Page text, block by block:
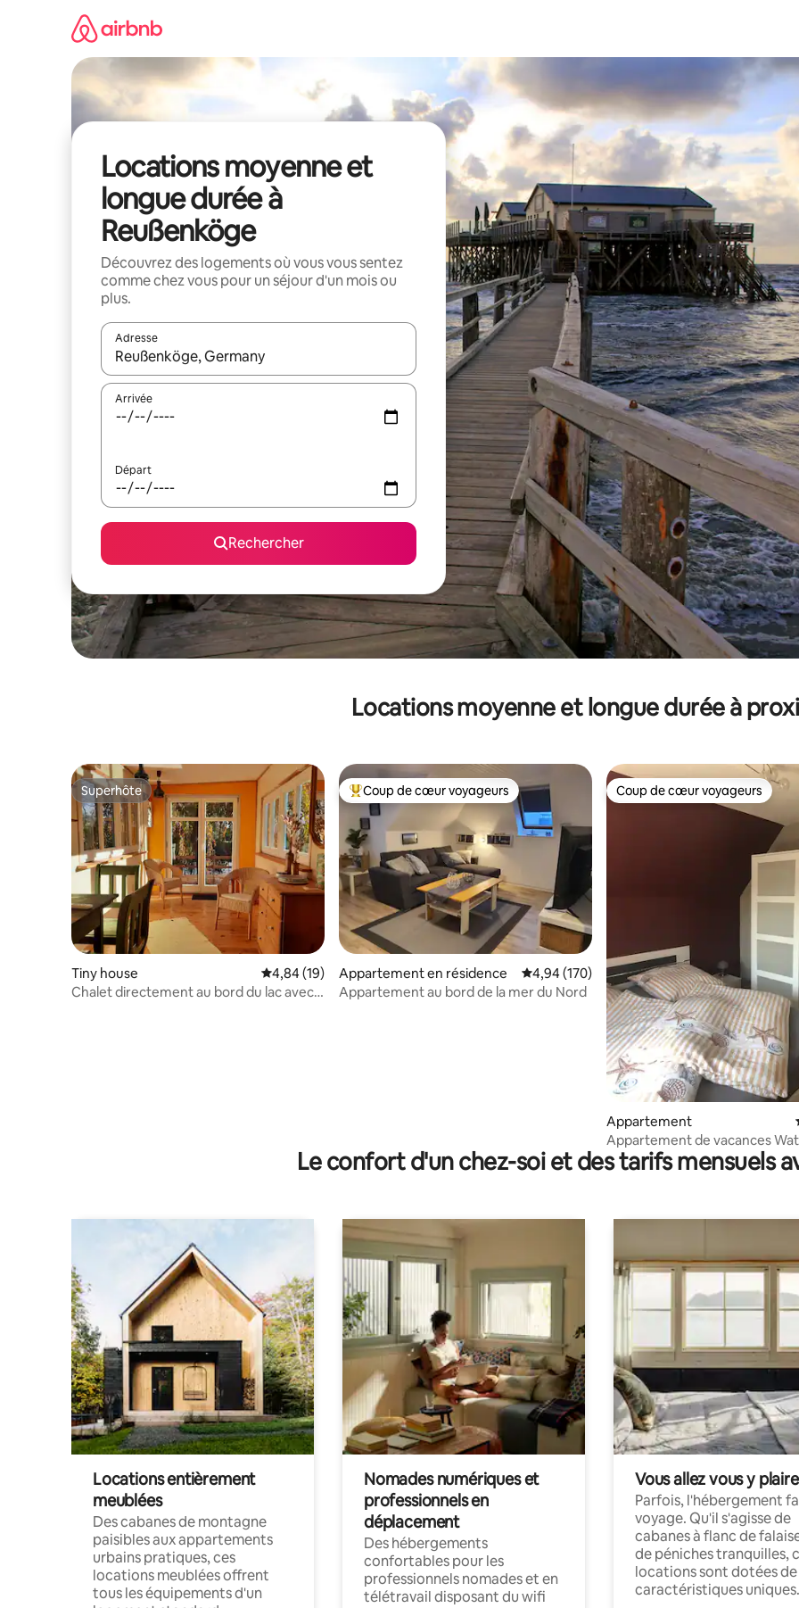
Locations moyenne et
longue durée à
Reußenköge
Découvrez des logements où vous vous sentez
comme chez vous pour un séjour d'un mois ou
plus.
Adresse
Lorsque les résultats s'affichent, utilisez les flèches vers le haut et vers le bas pour les parcourir ou en appuyant et en
Arrivée
Départ
Rechercher
Locations moyenne et longue durée à
Superhôte
Superhôte
Tiny house Évaluation moyenne sur la base de 19 commentaires : 4,84 sur 5
4,84 (19)
Chalet directement au bord du lac avec
Coups de cœur voyageurs les plus appréciés
Coup de cœur voyageurs
Appartement en résidence Évaluation moyenne sur la base de 170
4,94 (170)
Appartement au bord de la mer du Nord
Coup de cœur voyageurs
Coup de cœur voyageurs
Appartement
Appartement de vacances
Le confort d'un chez-soi et des tarifs mensuels
Locations entièrement
meublées
Des cabanes de montagne
paisibles aux appartements
urbains pratiques, ces
locations meublées offrent
tous les équipements d'un
Nomades numériques et
professionnels en
déplacement
Des hébergements
confortables pour les
professionnels nomades et en
télétravail disposant du wifi
Vous allez vous y plaire
Parfois, l'hébergement
voyage. Qu'il s'agisse de
cabanes à flanc de
de péniches tranquilles,
locations sont dotées de
caractéristiques uniques.